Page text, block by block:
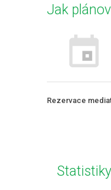
Jak
Rezervace
Statistiky